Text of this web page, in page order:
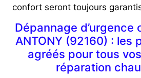
confort seront toujours
Dépannage d’urgence
ANTONY (92160) : les
agréés pour tous
réparation